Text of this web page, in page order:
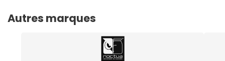
Autres marques